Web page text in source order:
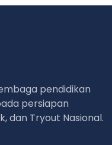
pendidikan
persiapan
dan Tryout Nasional.